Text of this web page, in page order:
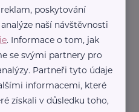
poskytování
naší návštěvnosti
. Informace o tom, jak
se svými partnery pro
Partneři tyto údaje
informacemi, které
získali v důsledku toho,